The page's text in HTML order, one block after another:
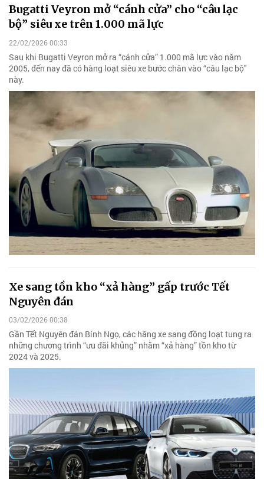
Bugatti Veyron mở “cánh cửa” cho “câu lạc
bộ” siêu xe trên 1.000 mã lực
22/02/2026 00:33
Sau khi Bugatti Veyron mở ra “cánh cửa” 1.000 mã lực vào năm
2005, đến nay đã có hàng loạt siêu xe bước chân vào “câu lạc bộ"
này.
Xe sang tồn kho “xả hàng” gấp trước Tết
Nguyên đán
03/02/2026 00:38
Gần Tết Nguyên đán Bính Ngọ, các hãng xe sang đồng loạt tung ra
những chương trình “ưu đãi khủng” nhằm “xả hàng” tồn kho từ
2024 và 2025.